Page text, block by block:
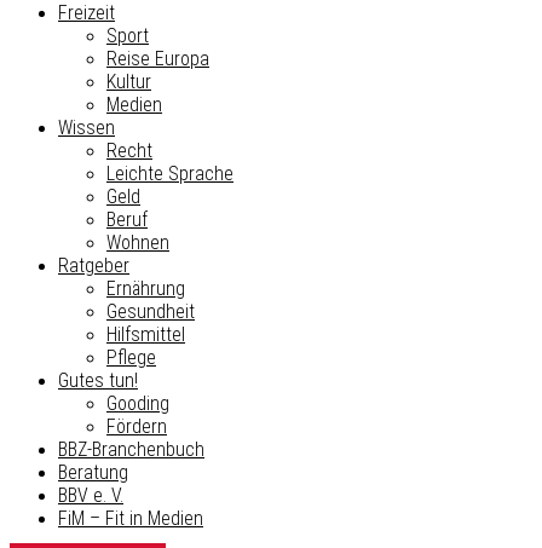
Freizeit
Sport
Reise Europa
Kultur
Medien
Wissen
Recht
Leichte Sprache
Geld
Beruf
Wohnen
Ratgeber
Ernährung
Gesundheit
Hilfsmittel
Pflege
Gutes tun!
Gooding
Fördern
BBZ-Branchenbuch
Beratung
BBV e. V.
FiM – Fit in Medien